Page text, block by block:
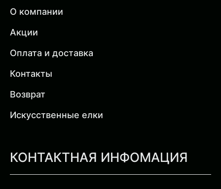
О компании
Акции
Оплата и доставка
Контакты
Возврат
Искусственные елки
КОНТАКТНАЯ ИНФОМАЦИЯ